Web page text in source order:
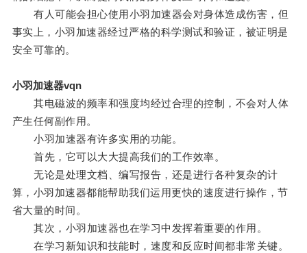
有人可能会担心使用小羽加速器会对身体造成伤害，但
事实上，小羽加速器经过严格的科学测试和验证，被证明是
安全可靠的。
小羽加速器vqn
其电磁波的频率和强度均经过合理的控制，不会对人体
产生任何副作用。
小羽加速器有许多实用的功能。
首先，它可以大大提高我们的工作效率。
无论是处理文档、编写报告，还是进行各种复杂的计
算，小羽加速器都能帮助我们运用更快的速度进行操作，节
省大量的时间。
其次，小羽加速器也在学习中发挥着重要的作用。
在学习新知识和技能时，速度和反应时间都非常关键。